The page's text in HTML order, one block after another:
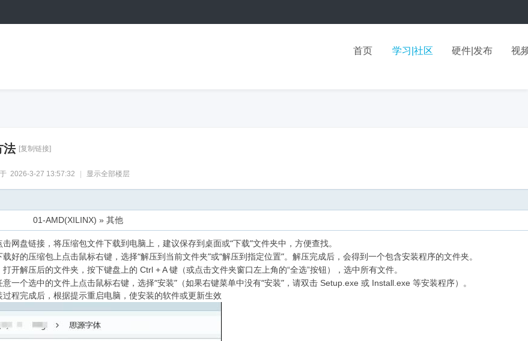
首页 学习|社区 硬件|发布 视
法 [复制链接]
2026-3-27 13:57:32 显示全部楼层
01-AMD(XILINX) » 其他
击网盘链接，将压缩包文件下载到电脑上，建议保存到桌面或“下载”文件夹中，方便查找。
载好的压缩包上点击鼠标右键，选择“解压到当前文件夹”或“解压到指定位置”。解压完成后，会得到一个包含安装程序的文件夹。
打开解压后的文件夹，按下键盘上的 Ctrl + A 键（或点击文件夹窗口左上角的“全选”按钮），选中所有文件。
意一个选中的文件上点击鼠标右键，选择“安装”（如果右键菜单中没有“安装”，请双击 Setup.exe 或 Install.exe 等安装程序）。
过程完成后，根据提示重启电脑，使安装的软件或更新生效